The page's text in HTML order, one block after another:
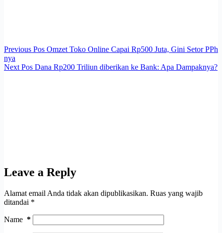
Previous Pos Omzet Toko Online Capai Rp500 Juta, Gini Setor PPh
nya
NextPos Dana Rp200 Triliun diberikan ke Bank: Apa Dampaknya?
Leave a Reply
Alamat email Anda tidak akan dipublikasikan. Ruas yang wajib
ditandai *
Name *